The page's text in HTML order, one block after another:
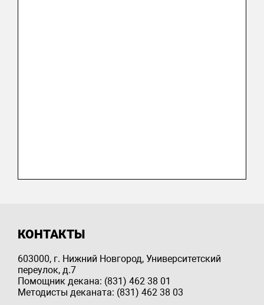
КОНТАКТЫ
603000, г. Нижний Новгород, Университетский
переулок, д.7
Помощник декана: (831) 462 38 01
Методисты деканата: (831) 462 38 03